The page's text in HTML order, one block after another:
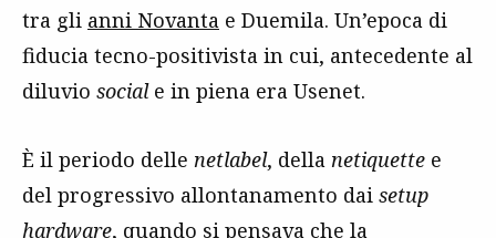
tra gli anni Novanta e Duemila. Un’epoca di
fiducia tecno-positivista in cui, antecedente al
diluvio sociale in piena era Usenet.
È il periodo delle netlabel, della netiquette e
del progressivo allontanamento dai setup
hardware, quando si pensava che la